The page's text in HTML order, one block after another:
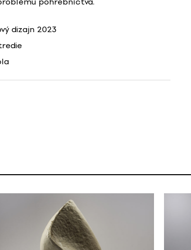
pohrebníctva.
dizajn 2023